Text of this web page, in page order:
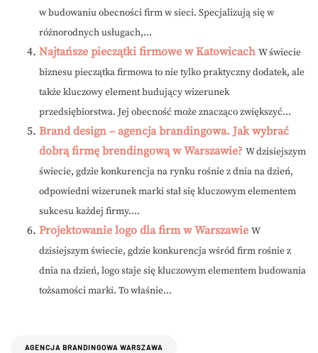
w budowaniu obecności firm w sieci. Specjalizują się w
różnorodnych usługach,...
Najtańsze pieczątki firmowe w Katowicach W świecie
biznesu pieczątka firmowa to nie tylko praktyczny dodatek, ale
także kluczowy element budujący wizerunek
przedsiębiorstwa. Jej obecność może znacząco zwiększyć...
Brand design – agencja brandingowa. Jak wybrać
dobrą firmę brendingową w Warszawie? W dzisiejszym
świecie, gdzie konkurencja na rynku rośnie z dnia na dzień,
odpowiedni wizerunek marki stał się kluczowym elementem
sukcesu każdej firmy....
Projektowanie logo dla firm w Warszawie W
dzisiejszym świecie, gdzie konkurencja wśród firm rośnie z
dnia na dzień, logo staje się kluczowym elementem budowania
tożsamości marki. To właśnie...
AGENCJA BRANDINGOWA WARSZAWA